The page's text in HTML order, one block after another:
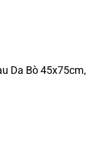
Da Bò